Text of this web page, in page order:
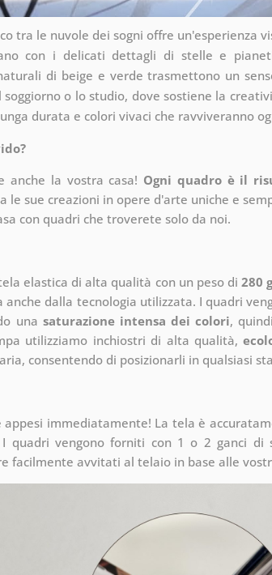
tra le nuvole dei sogni offre un'esperienza
con i delicati dettagli di stelle e
di beige e verde trasmettono un
o lo studio, dove sostiene la
durata e colori vivaci che ravviveranno
anche la vostra casa! Ogni quadro è il
le sue creazioni in opere d'arte uniche e
con quadri che troverete solo da noi.
elastica di alta qualità con un peso di280
dalla tecnologia utilizzata. I quadri
una saturazione intensa dei colori,
utilizziamo inchiostri di alta qualità,
consentendo di posizionarli in qualsiasi
appesi immediatamente! La tela è
quadri vengono forniti con 1 o 2 ganci di
facilmente avvitati al telaio in base alle